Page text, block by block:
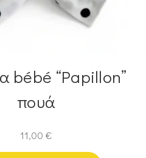
bébé “Papillon”
πουά
11,00€